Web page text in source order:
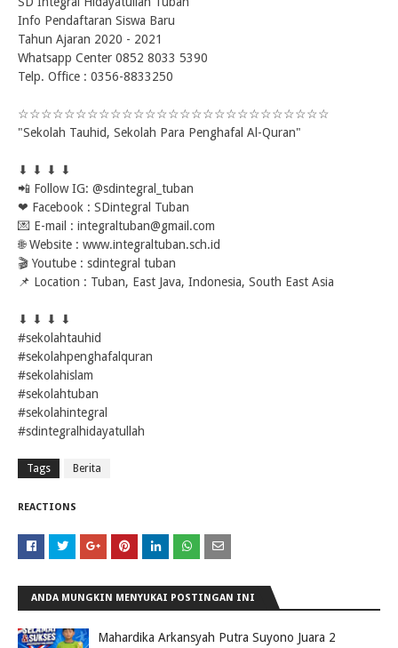
Info Pendaftaran Siswa Baru
Tahun Ajaran 2020 - 2021
Whatsapp Center 0852 8033 5390
Telp. Office : 0356-8833250
☆☆☆☆☆☆☆☆☆☆☆☆☆☆☆☆☆☆☆☆☆☆☆☆☆☆☆
"Sekolah Tauhid, Sekolah Para Penghafal Al-Quran"
⬇ ⬇ ⬇ ⬇
📲 Follow IG: @sdintegral_tuban
❤ Facebook : SDintegral Tuban
💌 E-mail : integraltuban@gmail.com
🌐 Website : www.integraltuban.sch.id
🎬 Youtube : sdintegral tuban
📌 Location : Tuban, East Java, Indonesia, South East Asia
⬇ ⬇ ⬇ ⬇
#sekolahtauhid
#sekolahpenghafalquran
#sekolahislam
#sekolahtuban
#sekolahintegral
#sdintegralhidayatullah
Tags Berita
REACTIONS
ANDA MUNGKIN MENYUKAI POSTINGAN INI
Mahardika Arkansyah Putra Suyono Juara 2